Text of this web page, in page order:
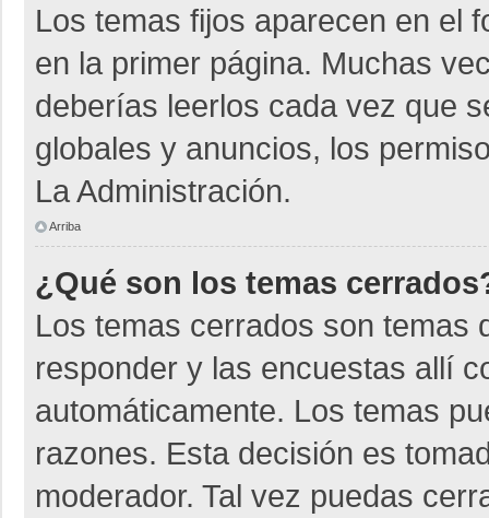
Los temas fijos aparecen en el
en la primer página. Muchas
deberías leerlos cada vez que
globales y anuncios, los
La Administración.
Arriba
¿Qué son los temas
Los temas cerrados son temas
responder y las encuestas allí
automáticamente. Los temas
razones. Esta decisión es
moderador. Tal vez puedas